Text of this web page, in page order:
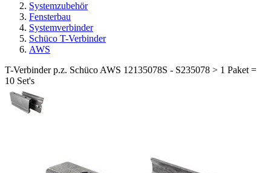
Systemzubehör
Fensterbau
Systemverbinder
Schüco T-Verbinder
AWS
T-Verbinder p.z. Schüco AWS 12135078S - S235078 > 1 Paket =
10 Set's